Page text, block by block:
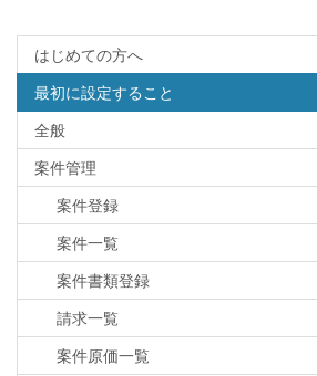
はじめての方へ
最初に設定すること
全般
案件管理
案件登録
案件一覧
案件書類登録
請求一覧
案件原価一覧